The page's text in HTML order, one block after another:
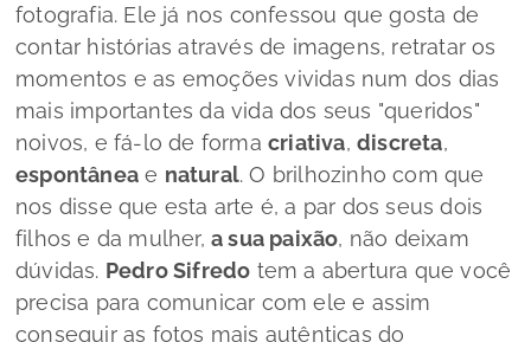
fotografia. Ele já nos confessou que gosta de
contar histórias através de imagens, retratar os
momentos e as emoções vividas num dos dias
mais importantes da vida dos seus "queridos"
noivos, e fá-lo de forma criativa,discreta,
espontânea e natural. O brilhozinho com que
nos disse que esta arte é, a par dos seus dois
filhos e da mulher, a sua paixão, não deixam
dúvidas. Pedro Sifredo tem a abertura que você
precisa para comunicar com ele e assim
conseguir as fotos mais autênticas do